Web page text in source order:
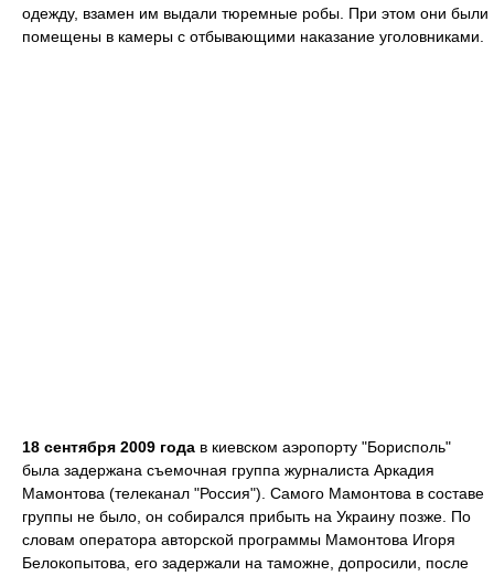
одежду, взамен им выдали тюремные робы. При этом они были
помещены в камеры с отбывающими наказание уголовниками.
18 сентября 2009 года в киевском аэропорту "Борисполь"
была задержана съемочная группа журналиста Аркадия
Мамонтова (телеканал "Россия"). Самого Мамонтова в составе
группы не было, он собирался прибыть на Украину позже. По
словам оператора авторской программы Мамонтова Игоря
Белокопытова, его задержали на таможне, допросили, после